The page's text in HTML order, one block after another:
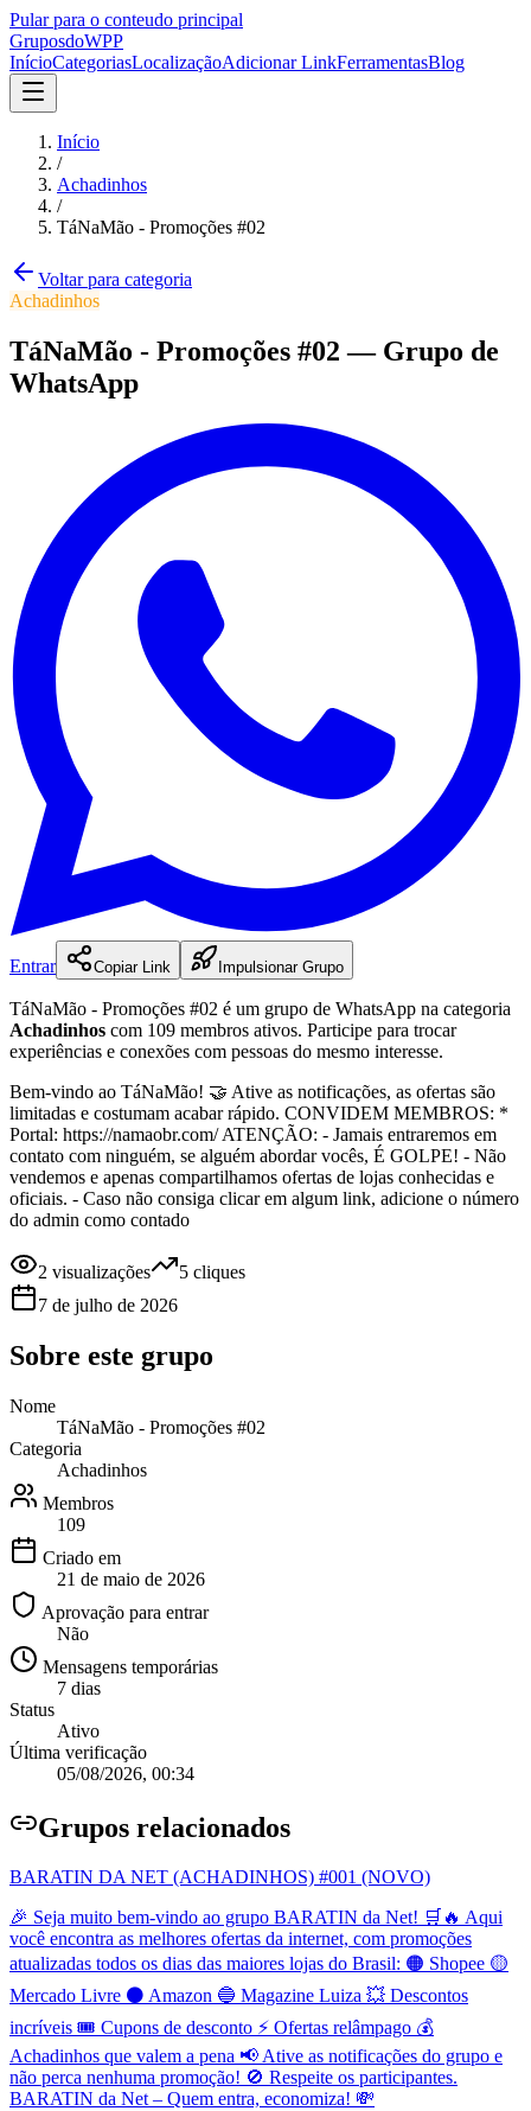
Pular para o conteudo principal
GruposdoWPP
InícioCategoriasLocalizaçãoAdicionar LinkFerramentasBlog
Início
/
Achadinhos
/
TáNaMão - Promoções #02
Voltar para categoria
Achadinhos
TáNaMão - Promoções #02 — Grupo de
WhatsApp
Entrar Copiar Link Impulsionar Grupo
TáNaMão - Promoções #02 é um grupo de WhatsApp na categoria
Achadinhos com 109 membros ativos. Participe para trocar
experiências e conexões com pessoas do mesmo interesse.
Bem-vindo ao TáNaMão! 🤝 Ative as notificações, as ofertas são
limitadas e costumam acabar rápido. CONVIDEM MEMBROS: *
Portal: https://namaobr.com/ ATENÇÃO: - Jamais entraremos em
contato com ninguém, se alguém abordar vocês, É GOLPE! - Não
vendemos e apenas compartilhamos ofertas de lojas conhecidas e
oficiais. - Caso não consiga clicar em algum link, adicione o número
do admin como contado
2 visualizações 5 cliques
7 de julho de 2026
Sobre este grupo
Nome
TáNaMão - Promoções #02
Categoria
Achadinhos
Membros
109
Criado em
21 de maio de 2026
Aprovação para entrar
Não
Mensagens temporárias
7 dias
Status
Ativo
Última verificação
05/08/2026, 00:34
Grupos relacionados
BARATIN DA NET (ACHADINHOS) #001 (NOVO)
🎉 Seja muito bem-vindo ao grupo BARATIN da Net! 🛒🔥 Aqui
você encontra as melhores ofertas da internet, com promoções
atualizadas todos os dias das maiores lojas do Brasil: 🟠 Shopee 🟡
Mercado Livre ⚫ Amazon 🔵 Magazine Luiza 💥 Descontos
incríveis 🎟️ Cupons de desconto ⚡ Ofertas relâmpago 💰
Achadinhos que valem a pena 📢 Ative as notificações do grupo e
não perca nenhuma promoção! 🚫 Respeite os participantes.
BARATIN da Net – Quem entra, economiza! 💸